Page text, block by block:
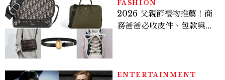
FASHION
2026 父親節禮物推薦！商
務爸爸必收皮件、包款與鞋
ENTERTAINMENT